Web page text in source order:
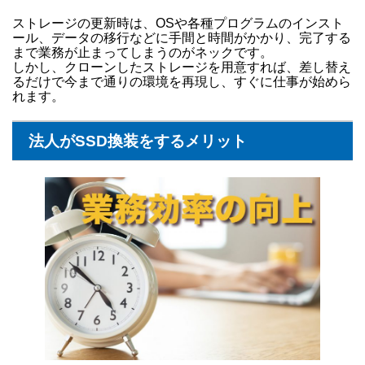
ストレージの更新時は、OSや各種プログラムのインスト
ール、データの移行などに手間と時間がかかり、完了する
まで業務が止まってしまうのがネックです。
しかし、クローンしたストレージを用意すれば、差し替え
るだけで今まで通りの環境を再現し、すぐに仕事が始めら
れます。
法人がSSD換装をするメリット